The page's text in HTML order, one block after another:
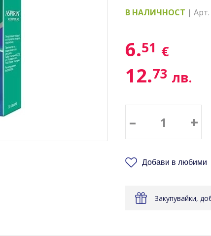
В НАЛИЧНОСТ |
6.51 €
12.73 лв.
– +
Добави в любими
Закупувайки,